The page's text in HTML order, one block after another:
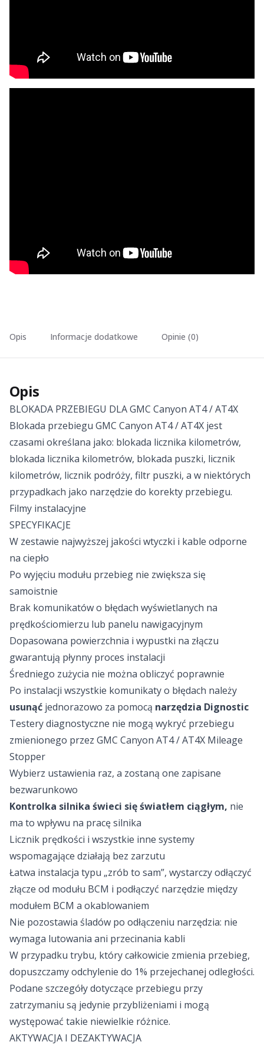
Opis Informacje dodatkowe Opinie (0)
Opis
BLOKADA PRZEBIEGU DLA GMC Canyon AT4 / AT4X
Blokada przebiegu GMC Canyon AT4 / AT4X jest
czasami określana jako: blokada licznika kilometrów,
blokada licznika kilometrów, blokada puszki, licznik
kilometrów, licznik podróży, filtr puszki, a w niektórych
przypadkach jako narzędzie do korekty przebiegu.
Filmy instalacyjne
SPECYFIKACJE
W zestawie najwyższej jakości wtyczki i kable odporne
na ciepło
Po wyjęciu modułu przebieg nie zwiększa się
samoistnie
Brak komunikatów o błędach wyświetlanych na
prędkościomierzu lub panelu nawigacyjnym
Dopasowana powierzchnia i wypustki na złączu
gwarantują płynny proces instalacji
Średniego zużycia nie można obliczyć poprawnie
Po instalacji wszystkie komunikaty o błędach należy
usunąć jednorazowo za pomocą narzędzia Dignostic
Testery diagnostyczne nie mogą wykryć przebiegu
zmienionego przez GMC Canyon AT4 / AT4X Mileage
Stopper
Wybierz ustawienia raz, a zostaną one zapisane
bezwarunkowo
Kontrolka silnika świeci się światłem ciągłym, nie
ma to wpływu na pracę silnika
Licznik prędkości i wszystkie inne systemy
wspomagające działają bez zarzutu
Łatwa instalacja typu „zrób to sam”, wystarczy odłączyć
złącze od modułu BCM i podłączyć narzędzie między
modułem BCM a okablowaniem
Nie pozostawia śladów po odłączeniu narzędzia: nie
wymaga lutowania ani przecinania kabli
W przypadku trybu, który całkowicie zmienia przebieg,
dopuszczamy odchylenie do 1% przejechanej odległości.
Podane szczegóły dotyczące przebiegu przy
zatrzymaniu są jedynie przybliżeniami i mogą
występować takie niewielkie różnice.
AKTYWACJA I DEZAKTYWACJA